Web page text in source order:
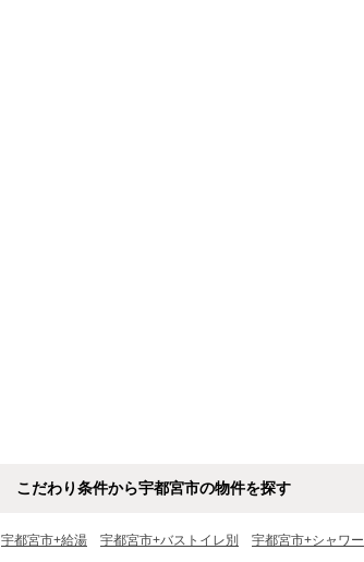
こだわり条件から宇都宮市の物件を探す
宇都宮市+給湯 宇都宮市+バストイレ別 宇都宮市+シャワー